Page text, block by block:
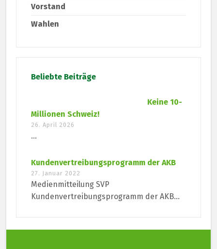
Vorstand
Wahlen
Beliebte Beiträge
Keine 10-
Millionen Schweiz!
26. April 2026
...
Kundenvertreibungsprogramm der AKB
27. Januar 2022
Medienmitteilung SVP
Kundenvertreibungsprogramm der AKB...